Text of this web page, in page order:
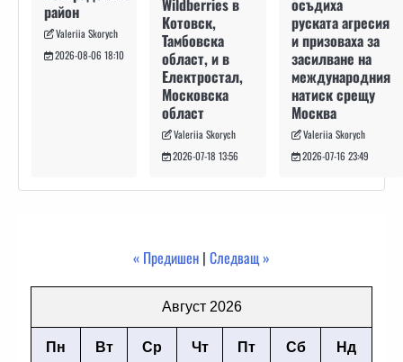
район
Valeriia Skorych
2026-08-06 18:10
Котовск,
Тамбовска
област, и в
Електростал,
Московска
област
Valeriia Skorych
2026-07-18 13:56
руската агресия
и призоваха за
засилване на
международния
натиск срещу
Москва
Valeriia Skorych
2026-07-16 23:49
« Предишен | Следващ »
Август 2026
Пн Вт Ср Чт Пт Сб Нд